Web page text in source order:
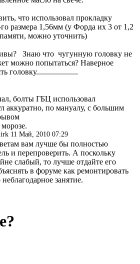
что использовал прокладку
размера 1,56мм (у Форда их 3 от 1,2
можно уточнить)
Знаю что чугунную головку не
можно попытаться? Наверное
головку.....................
болты ГБЦ использовал
аккуратно, по мануалу, с большим
11 Май, 2010 07:29
вам лучше бы полностью
и перепроверить. А поскольку
слабый, то лучше отдайте его
в форуме как ремонтировать
неблагодарное занятие.